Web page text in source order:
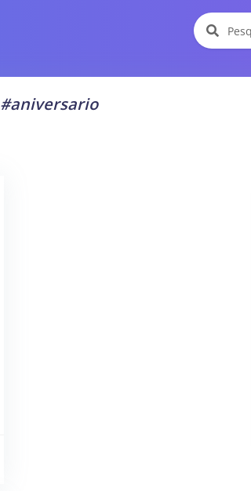
#aniversario